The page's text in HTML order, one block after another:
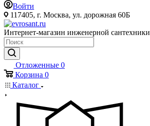
Войти
117405, г. Москва, ул. дорожная 60Б
Интернет-магазин инженерной сантехники
Отложенные 0
Корзина 0
Каталог